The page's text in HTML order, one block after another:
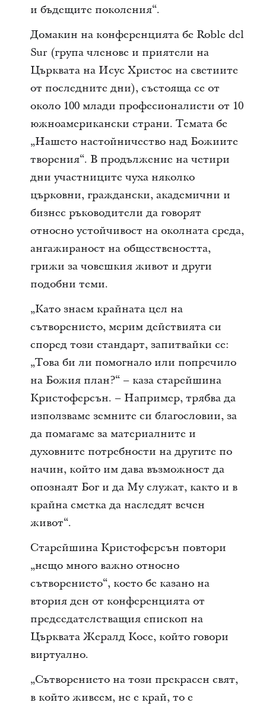
и бъдещите поколения“.
Домакин на конференцията бе Roble del
Sur (група членове и приятели на
Църквата на Исус Христос на светиите
от последните дни), състояща се от
около 100 млади професионалисти от 10
южноамерикански страни. Темата бе
„Нашето настойничество над Божиите
творения“. В продължение на четири
дни участниците чуха няколко
църковни, граждански, академични и
бизнес ръководители да говорят
относно устойчивост на околната среда,
ангажираност на обществеността,
грижи за човешкия живот и други
подобни теми.
„Като знаем крайната цел на
сътворението, мерим действията си
според този стандарт, запитвайки се:
„Това би ли помогнало или попречило
на Божия план?“ – каза старейшина
Кристоферсън. – Например, трябва да
използваме земните си благословии, за
да помагаме за материалните и
духовните потребности на другите по
начин, който им дава възможност да
опознаят Бог и да Му служат, както и в
крайна сметка да наследят вечен
живот“.
Старейшина Кристоферсън повтори
„нещо много важно относно
сътворението“, което бе казано на
втория ден от конференцията от
председателстващия епископ на
Църквата Жералд Косе, който говори
виртуално.
„Сътворението на този прекрасен свят,
в който живеем, не е край, то е